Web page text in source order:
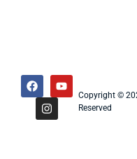
Copyright ©
Reserved